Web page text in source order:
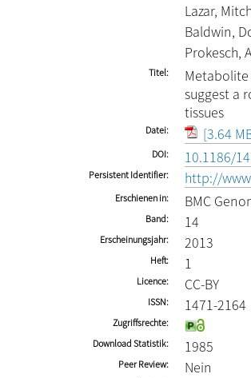
Lazar,
Baldwin,
Prokesch,
Titel
suggest a
tissues
Datei [3.64
DOI 10.1186/
Persistent Identifier http://
Erschienen in BMC
Band 14
Erscheinungsjahr 2013
Heft 1
Licence CC-BY
ISSN 1471-2164
Zugriffsrechte
Download Statistik
1985
Peer Review Nein